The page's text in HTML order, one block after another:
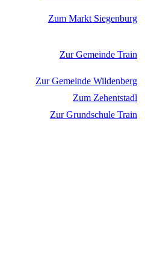
Zum Markt Siegenburg
Zur Gemeinde Train
Zur Gemeinde Wildenberg
Zum Zehentstadl
Zur Grundschule Train